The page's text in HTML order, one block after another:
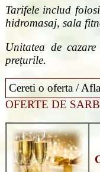
Tarifele includ
hidromasaj, sala
Unitatea de
prețurile.
Cereti o oferta /
OFERTE DE